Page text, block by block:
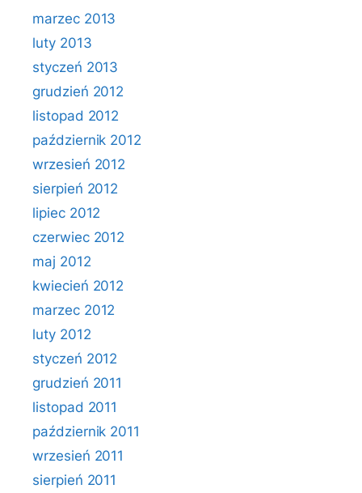
marzec 2013
luty 2013
styczeń 2013
grudzień 2012
listopad 2012
październik 2012
wrzesień 2012
sierpień 2012
lipiec 2012
czerwiec 2012
maj 2012
kwiecień 2012
marzec 2012
luty 2012
styczeń 2012
grudzień 2011
listopad 2011
październik 2011
wrzesień 2011
sierpień 2011